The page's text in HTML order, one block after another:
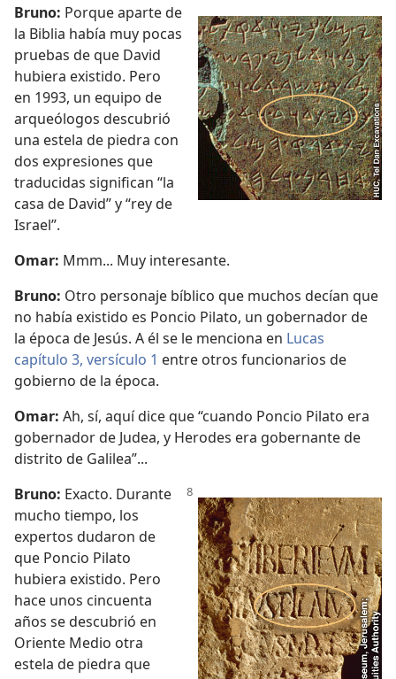
Bruno: Porque aparte de
la Biblia había muy pocas
pruebas de que David
hubiera existido. Pero
en 1993, un equipo de
arqueólogos descubrió
una estela de piedra con
dos expresiones que
traducidas significan “la
casa de David” y “rey de
Israel”.
Omar: Mmm... Muy interesante.
Bruno: Otro personaje bíblico que muchos decían que
no había existido es Poncio Pilato, un gobernador de
la época de Jesús. A él se le menciona en Lucas
capítulo 3, versículo 1 entre otros funcionarios de
gobierno de la época.
Omar: Ah, sí, aquí dice que “cuando Poncio Pilato era
gobernador de Judea, y Herodes era gobernante de
distrito de Galilea”...
Bruno: Exacto. Durante
mucho tiempo, los
expertos dudaron de
que Poncio Pilato
hubiera existido. Pero
hace unos cincuenta
años se descubrió en
Oriente Medio otra
estela de piedra que